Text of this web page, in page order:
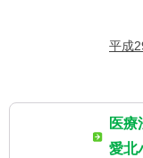
平成
医療
愛北